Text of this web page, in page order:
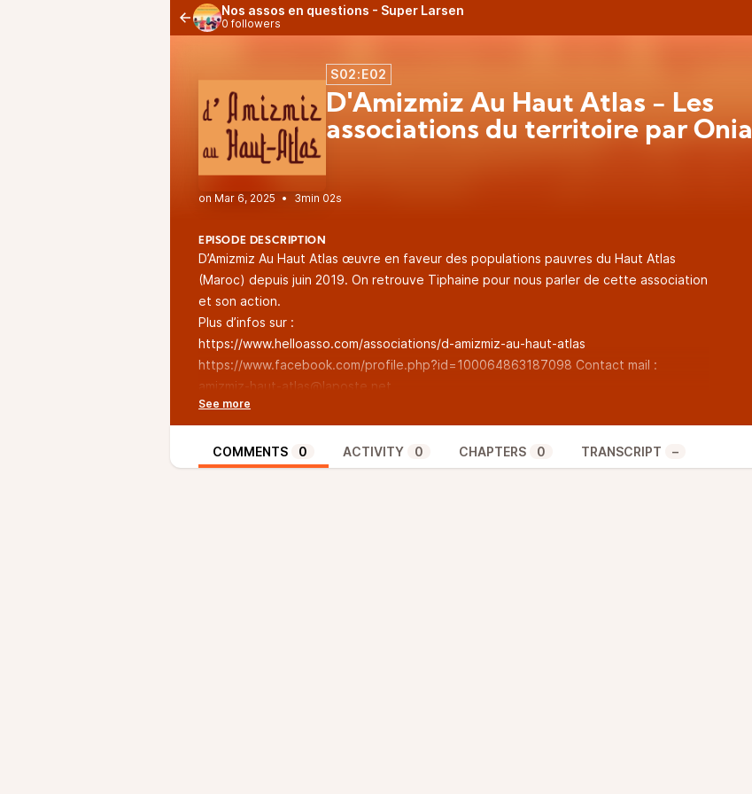
Nos assos en questions - Super Larsen
0 followers
S02:E02
D'Amizmiz Au Haut Atlas - Les
associations du territoire par Onia
• 3min 02s
EPISODE DESCRIPTION
D’Amizmiz Au Haut Atlas œuvre en faveur des populations pauvres du Haut Atlas
(Maroc) depuis juin 2019. On retrouve Tiphaine pour nous parler de cette association
et son action.
Plus d’infos sur :
https://www.helloasso.com/associations/d-amizmiz-au-haut-atlas
https://www.facebook.com/profile.php?id=100064863187098 Contact mail :
amizmiz-haut-atlas@laposte.net
Vous aussi vous souhaitez parler de votre association pour mieux la faire connaître et
valoriser son action ?
Que vous soyez fondateur·rice, membre du bureau, ou bénévole d’une asso… si vous
êtes intéressé·e, n’hésitez pas à prendre contact :onia63@live.fr
COMMENTS 0 ACTIVITY 0 CHAPTERS 0 TRANSCRIPT –